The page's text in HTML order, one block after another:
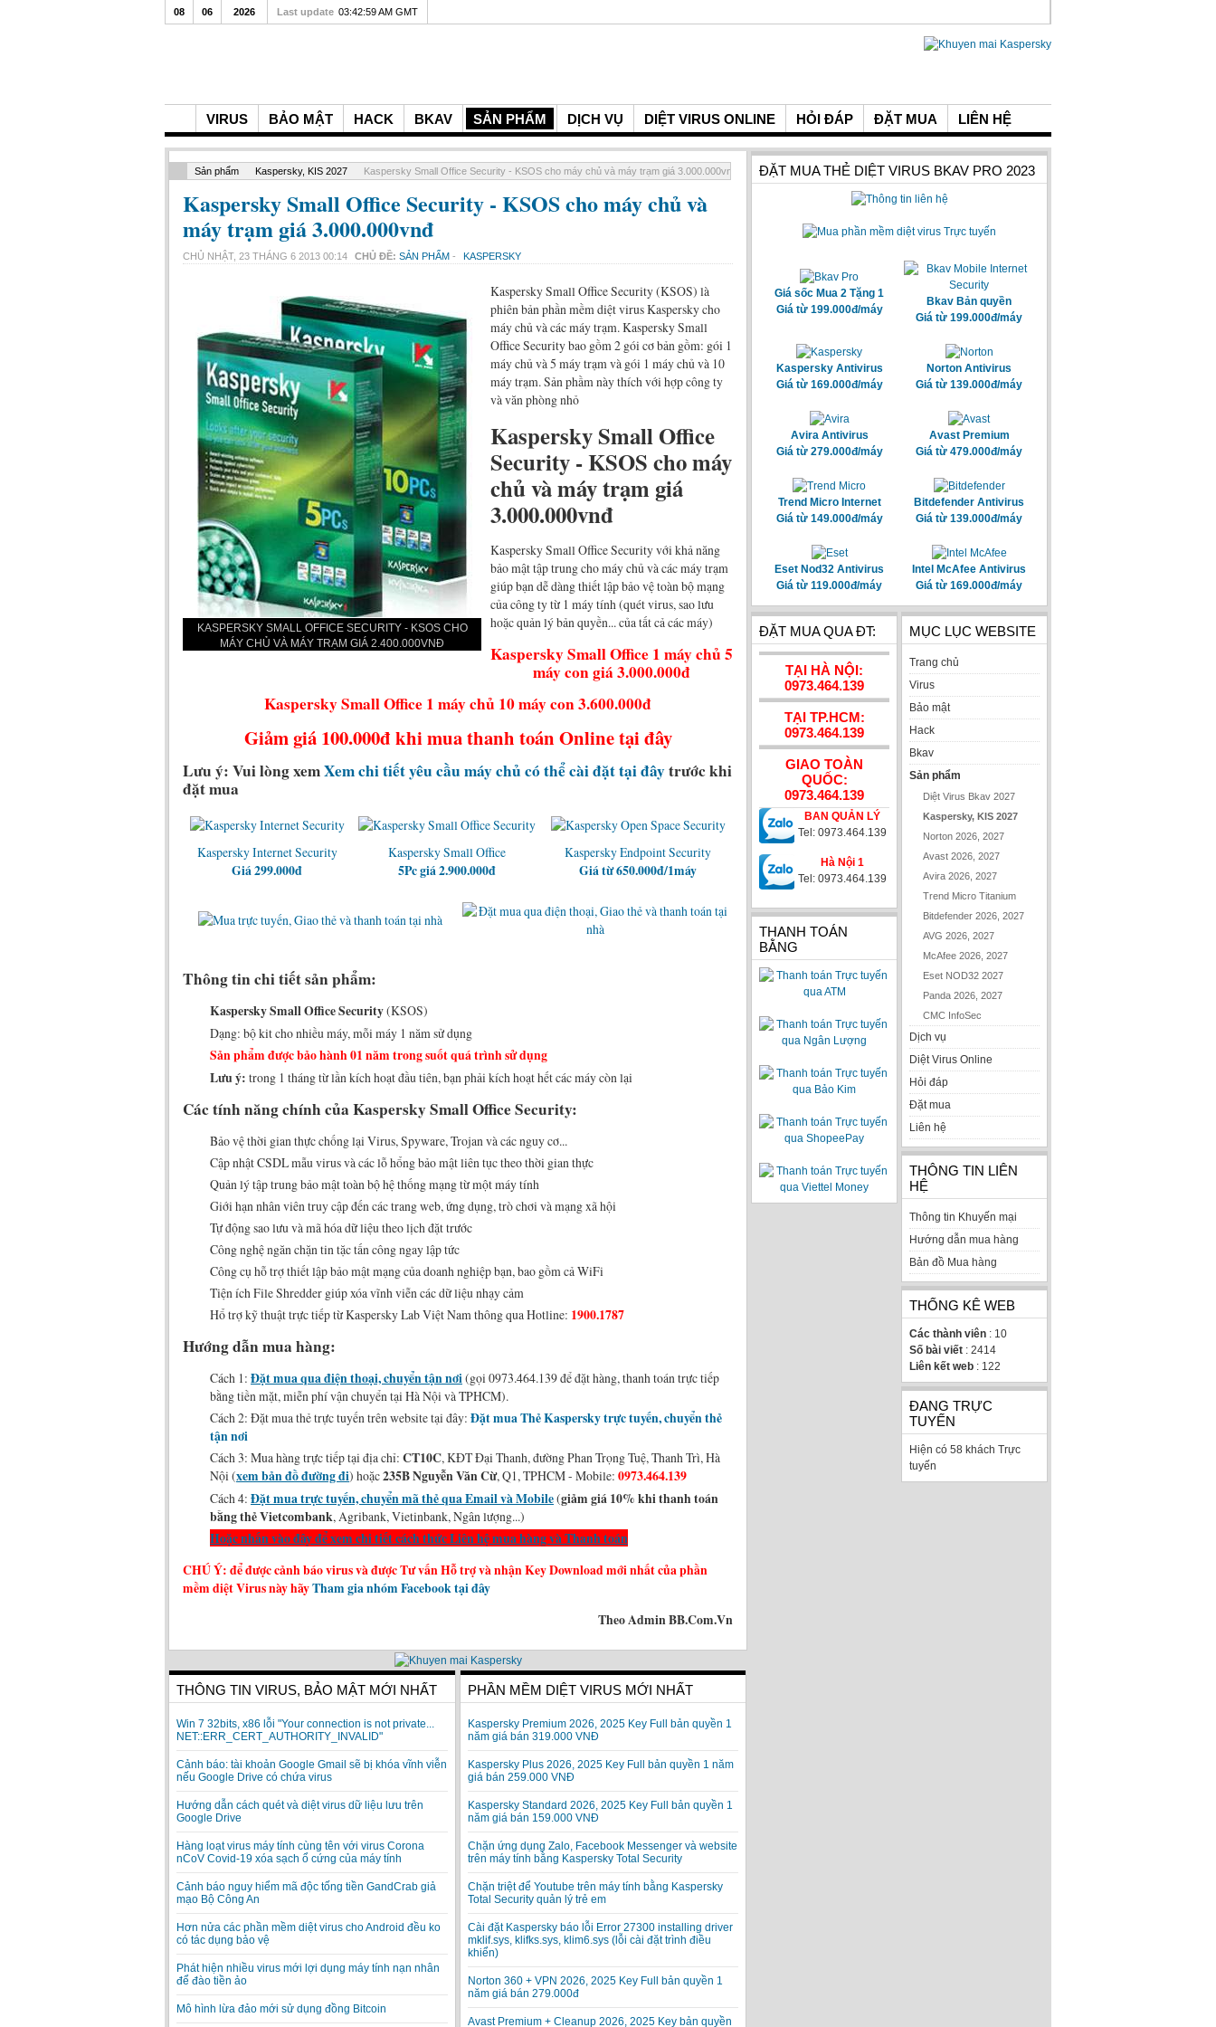
VIRUS BẢO MẬT HACK BKAV SẢN PHẨM DỊCH VỤ DIỆT VIRUS ONLINE HỎI ĐÁP ĐẶT MUA LIÊN HỆ
08 06 2026 Last update 03:42:59 AM GMT
Sản phẩm Kaspersky, KIS 2027 Kaspersky Small Office Security - KSOS cho máy chủ và máy trạm giá 3.000.000vnđ
Kaspersky Small Office Security - KSOS cho máy chủ và
máy trạm giá 3.000.000vnđ
CHỦ NHẬT, 23 THÁNG 6 2013 00:14 CHỦ ĐỀ: SẢN PHẨM - KASPERSKY
KASPERSKY SMALL OFFICE SECURITY - KSOS CHO
MÁY CHỦ VÀ MÁY TRẠM GIÁ 2.400.000VNĐ
Kaspersky Small Office Security (KSOS) là
phiên bản phần mềm diệt virus Kaspersky cho
máy chủ và các máy trạm. Kaspersky Small
Office Security bao gồm 2 gói cơ bản gồm: gói 1
máy chủ và 5 máy trạm và gói 1 máy chủ và 10
máy trạm. Sản phầm này thích với hợp công ty
và văn phòng nhỏ
Kaspersky Small Office
Security - KSOS cho máy
chủ và máy trạm giá
3.000.000vnđ
Kaspersky Small Office Security với khả năng
bảo mật tập trung cho máy chủ và các máy trạm
giúp bạn dễ dàng thiết lập bảo vệ toàn bộ mạng
của công ty từ 1 máy tính (quét virus, sao lưu
hoặc quản lý bản quyền... của tất cả các máy)
Kaspersky Small Office 1 máy chủ 5
máy con giá 3.000.000đ
Kaspersky Small Office 1 máy chủ 10 máy con 3.600.000đ
Giảm giá 100.000đ khi mua thanh toán Online tại đây
Lưu ý: Vui lòng xemXem chi tiết yêu cầu máy chủ có thể cài đặt tại đâytrước khi
đặt mua
Kaspersky Internet Security
Giá 299.000đ
Kaspersky Small Office
5Pc giá 2.900.000đ
Kaspersky Endpoint Security
Giá từ 650.000đ/1máy
Thông tin chi tiết sản phẩm:
Kaspersky Small Office Security(KSOS)
Dạng: bộ kit cho nhiều máy, mỗi máy 1 năm sử dụng
Sản phẩm được bảo hành 01 năm trong suốt quá trình sử dụng
Lưu ý: trong 1 tháng từ lần kích hoạt đầu tiên, bạn phải kích hoạt hết các máy còn lại
Các tính năng chính của Kaspersky Small Office Security:
Bảo vệ thời gian thực chống lại Virus, Spyware, Trojan và các nguy cơ...
Cập nhật CSDL mẫu virus và các lỗ hổng bảo mật liên tục theo thời gian thực
Quản lý tập trung bảo mật toàn bộ hệ thống mạng từ một máy tính
Giới hạn nhân viên truy cập đến các trang web, ứng dụng, trò chơi và mạng xã hội
Tự động sao lưu và mã hóa dữ liệu theo lịch đặt trước
Công nghệ ngăn chặn tin tặc tấn công ngay lập tức
Công cụ hỗ trợ thiết lập bảo mật mạng của doanh nghiệp bạn, bao gồm cả WiFi
Tiện ích File Shredder giúp xóa vĩnh viễn các dữ liệu nhạy cảm
Hổ trợ kỹ thuật trực tiếp từ Kaspersky Lab Việt Nam thông qua Hotline: 1900.1787
Hướng dẫn mua hàng:
Cách 1: Đặt mua qua điện thoại, chuyển tận nơi(gọi 0973.464.139 để đặt hàng, thanh toán trực tiếp
bằng tiền mặt, miễn phí vận chuyển tại Hà Nội và TPHCM).
Cách 2: Đặt mua thẻ trực tuyến trên website tại đây: Đặt mua Thẻ Kaspersky trực tuyến, chuyển thẻ
tận nơi
Cách 3: Mua hàng trực tiếp tại địa chỉ: CT10C, KĐT Đại Thanh, đường Phan Trọng Tuệ, Thanh Trì, Hà
Nội (xem bản đồ đường đi) hoặc235B Nguyễn Văn Cừ, Q1, TPHCM - Mobile: 0973.464.139
Cách 4: Đặt mua trực tuyến, chuyển mã thẻ qua Email và Mobile(giảm giá 10% khi thanh toán
bằng thẻ Vietcombank, Agribank, Vietinbank, Ngân lượng...)
Hoặc nhấn vào đây để xem chi tiết cách thức Liên hệ mua hàng và Thanh toán
CHÚ Ý: để được cảnh báo virus và được Tư vấn Hỗ trợ và nhận Key Download mới nhất của phần
mềm diệt Virus này hãyTham gia nhóm Facebook tại đây
Theo Admin BB.Com.Vn
THÔNG TIN VIRUS, BẢO MẬT MỚI NHẤT
Win 7 32bits, x86 lỗi "Your connection is not private...
NET::ERR_CERT_AUTHORITY_INVALID"
Cảnh báo: tài khoản Google Gmail sẽ bị khóa vĩnh viễn
nếu Google Drive có chứa virus
Hướng dẫn cách quét và diệt virus dữ liệu lưu trên
Google Drive
Hàng loạt virus máy tính cùng tên với virus Corona
nCoV Covid-19 xóa sạch ổ cứng của máy tính
Cảnh báo nguy hiểm mã độc tống tiền GandCrab giả
mạo Bộ Công An
Hơn nửa các phần mềm diệt virus cho Android đều ko
có tác dụng bảo vệ
Phát hiện nhiều virus mới lợi dụng máy tính nạn nhân
để đào tiền ảo
Mô hình lừa đảo mới sử dụng đồng Bitcoin
PHẦN MỀM DIỆT VIRUS MỚI NHẤT
Kaspersky Premium 2026, 2025 Key Full bản quyền 1
năm giá bán 319.000 VNĐ
Kaspersky Plus 2026, 2025 Key Full bản quyền 1 năm
giá bán 259.000 VNĐ
Kaspersky Standard 2026, 2025 Key Full bản quyền 1
năm giá bán 159.000 VNĐ
Chặn ứng dụng Zalo, Facebook Messenger và website
trên máy tính bằng Kaspersky Total Security
Chặn triệt để Youtube trên máy tính bằng Kaspersky
Total Security quản lý trẻ em
Cài đặt Kaspersky báo lỗi Error 27300 installing driver
mklif.sys, klifks.sys, klim6.sys (lỗi cài đặt trình điều
khiển)
Norton 360 + VPN 2026, 2025 Key Full bản quyền 1
năm giá bán 279.000đ
Avast Premium + Cleanup 2026, 2025 Key bản quyền
ĐẶT MUA THẺ DIỆT VIRUS BKAV PRO 2023
Giá sốc Mua 2 Tặng 1
Giá từ 199.000đ/máy
Bkav Bản quyền
Giá từ 199.000đ/máy
Kaspersky Antivirus
Giá từ 169.000đ/máy
Norton Antivirus
Giá từ 139.000đ/máy
Avira Antivirus
Giá từ 279.000đ/máy
Avast Premium
Giá từ 479.000đ/máy
Trend Micro Internet
Giá từ 149.000đ/máy
Bitdefender Antivirus
Giá từ 139.000đ/máy
Eset Nod32 Antivirus
Giá từ 119.000đ/máy
Intel McAfee Antivirus
Giá từ 169.000đ/máy
ĐẶT MUA QUA ĐT:
TẠI HÀ NỘI:
0973.464.139
TẠI TP.HCM:
0973.464.139
GIAO TOÀN
QUỐC:
0973.464.139
BAN QUẢN LÝ
Tel: 0973.464.139
Hà Nội 1
Tel: 0973.464.139
THANH TOÁN
BẰNG
MỤC LỤC WEBSITE
Trang chủ
Virus
Bảo mật
Hack
Bkav
Sản phẩm
Diệt Virus Bkav 2027
Kaspersky, KIS 2027
Norton 2026, 2027
Avast 2026, 2027
Avira 2026, 2027
Trend Micro Titanium
Bitdefender 2026, 2027
AVG 2026, 2027
McAfee 2026, 2027
Eset NOD32 2027
Panda 2026, 2027
CMC InfoSec
Dịch vụ
Diệt Virus Online
Hỏi đáp
Đặt mua
Liên hệ
THÔNG TIN LIÊN
HỆ
Thông tin Khuyến mại
Hướng dẫn mua hàng
Bản đồ Mua hàng
THỐNG KÊ WEB
Các thành viên : 10
Số bài viết : 2414
Liên kết web : 122
ĐANG TRỰC
TUYẾN
Hiện có 58 khách Trực
tuyến